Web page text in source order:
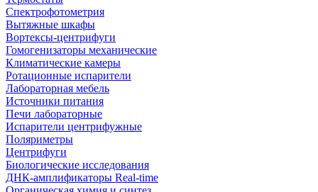
Спектрофотометрия
Вытяжные шкафы
Вортексы-центрифуги
Гомогенизаторы механические
Климатические камеры
Ротационные испарители
Лабораторная мебель
Источники питания
Печи лабораторные
Испарители центрифужные
Поляриметры
Центрифуги
Биологические исследования
ДНК-амплификаторы Real-time